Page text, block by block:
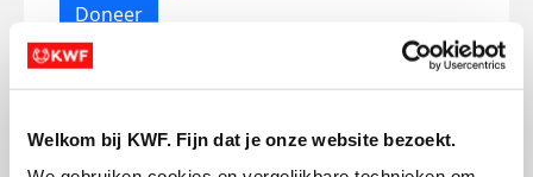
Welkom bij KWF. Fijn dat je onze website bezoekt.
Doneer